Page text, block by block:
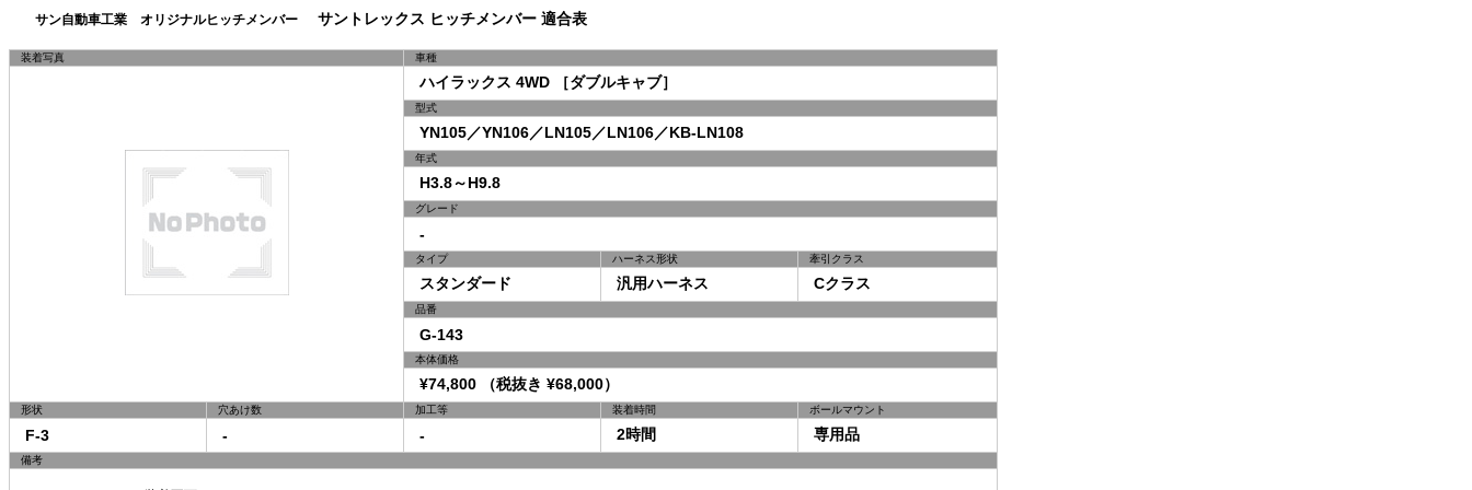
サン自動車工業 オリジナルヒッチメンバー サントレックス ヒッチメンバー 適合表
装着写真 車種
ハイラックス 4WD ［ダブルキャブ］
型式
YN105／YN106／LN105／LN106／KB-LN108
年式
H3.8～H9.8
グレード
-
タイプ ハーネス形状 牽引クラス
スタンダード 汎用ハーネス Cクラス
品番
G-143
本体価格
¥74,800 （税抜き ¥68,000）
形状 穴あけ数 加工等 装着時間 ボールマウント
F-3 - - 2時間 専用品
備考